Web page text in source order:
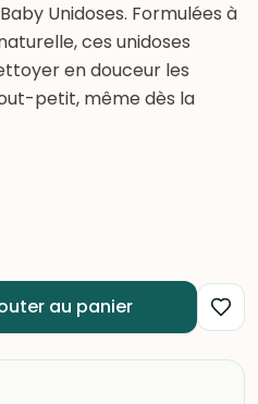
Unidoses. Formulées à
ces unidoses
en douceur les
petit, même dès la
au panier